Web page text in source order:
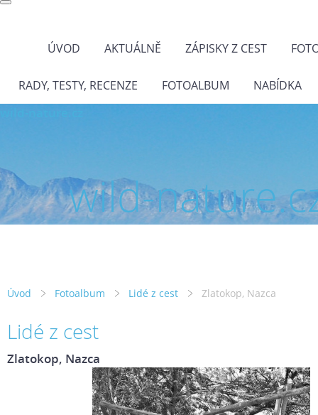
ÚVOD AKTUÁLNĚ ZÁPISKY Z CEST
RADY, TESTY, RECENZE FOTOALBUM NABÍDKA
wild-
Úvod Fotoalbum Lidé z cest Zlatokop, Nazca
Lidé z cest
Zlatokop, Nazca